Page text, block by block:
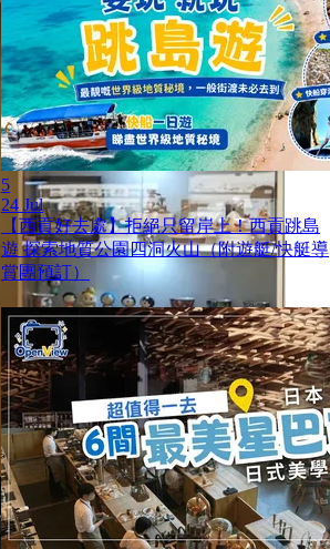
5
24 Jul
【西貢好去處】拒絕只留岸上！西貢跳島
遊 探索地質公園四洞火山（附遊艇/快艇導
賞團預訂）